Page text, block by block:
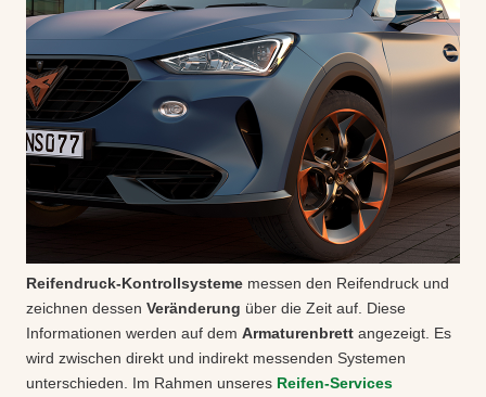
Reifendruck-Kontrollsysteme messen den Reifendruck und
zeichnen dessen Veränderung über die Zeit auf. Diese
Informationen werden auf dem Armaturenbrett angezeigt. Es
wird zwischen direkt und indirekt messenden Systemen
unterschieden. Im Rahmen unseres Reifen-Services